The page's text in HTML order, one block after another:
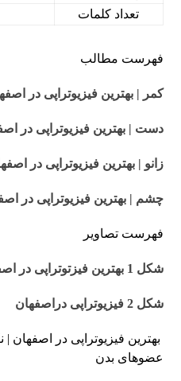
تعداد کلمات
فهرست مطالب
کمر | بهترین فیزیوتراپی در
دست | بهترین فیزیوتراپی در
زانو | بهترین فیزیوتراپی در
چشم | بهترین فیزیوتراپی در
فهرست تصاویر
شکل 1 بهترین فیزتوتراپی در اصفهان
شکل 2 فیزیوتراپی دراصفهان
بهترین فیزیوتراپی در
عضوهای بدن